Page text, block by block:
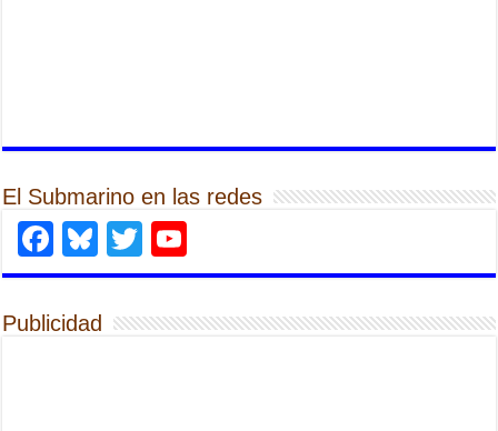
El Submarino en las redes
Facebook
Bluesky
Twitter
Publicidad